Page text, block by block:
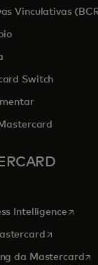
Vinculativas
Switch
in a new tab
Intelligenceopens
opens in a
da Mastercard